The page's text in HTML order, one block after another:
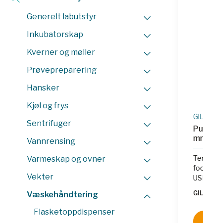
Generelt labutstyr
Inkubatorskap
Kverner og møller
Prøvepreparering
Hansker
Kjøl og frys
Sentrifuger
Vannrensing
Varmeskap og ovner
Vekter
Væskehåndtering
Flasketoppdispenser